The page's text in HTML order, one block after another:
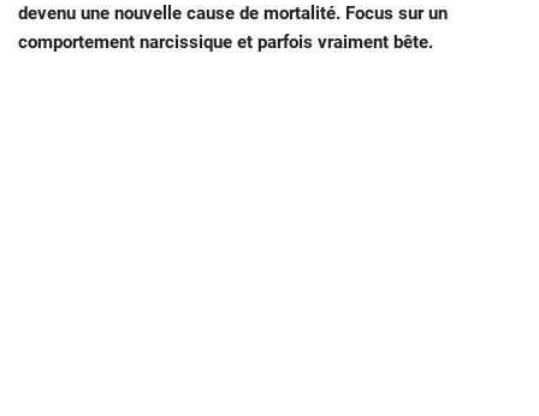
devenu une nouvelle cause de mortalité. Focus sur un
comportement narcissique et parfois vraiment bête.